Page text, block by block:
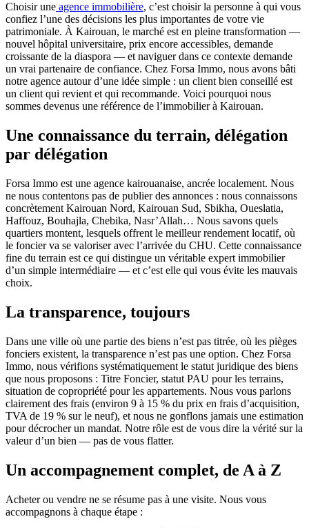
Choisir une agence immobilière, c’est choisir la personne à qui vous
confiez l’une des décisions les plus importantes de votre vie
patrimoniale. À Kairouan, le marché est en pleine transformation —
nouvel hôpital universitaire, prix encore accessibles, demande
croissante de la diaspora — et naviguer dans ce contexte demande
un vrai partenaire de confiance. Chez Forsa Immo, nous avons bâti
notre agence autour d’une idée simple : un client bien conseillé est
un client qui revient et qui recommande. Voici pourquoi nous
sommes devenus une référence de l’immobilier à Kairouan.
Une connaissance du terrain, délégation
par délégation
Forsa Immo est une agence kairouanaise, ancrée localement. Nous
ne nous contentons pas de publier des annonces : nous connaissons
concrètement Kairouan Nord, Kairouan Sud, Sbikha, Oueslatia,
Haffouz, Bouhajla, Chebika, Nasr’Allah… Nous savons quels
quartiers montent, lesquels offrent le meilleur rendement locatif, où
le foncier va se valoriser avec l’arrivée du CHU. Cette connaissance
fine du terrain est ce qui distingue un véritable expert immobilier
d’un simple intermédiaire — et c’est elle qui vous évite les mauvais
choix.
La transparence, toujours
Dans une ville où une partie des biens n’est pas titrée, où les pièges
fonciers existent, la transparence n’est pas une option. Chez Forsa
Immo, nous vérifions systématiquement le statut juridique des biens
que nous proposons : Titre Foncier, statut PAU pour les terrains,
situation de copropriété pour les appartements. Nous vous parlons
clairement des frais (environ 9 à 15 % du prix en frais d’acquisition,
TVA de 19 % sur le neuf), et nous ne gonflons jamais une estimation
pour décrocher un mandat. Notre rôle est de vous dire la vérité sur la
valeur d’un bien — pas de vous flatter.
Un accompagnement complet, de A à Z
Acheter ou vendre ne se résume pas à une visite. Nous vous
accompagnons à chaque étape :